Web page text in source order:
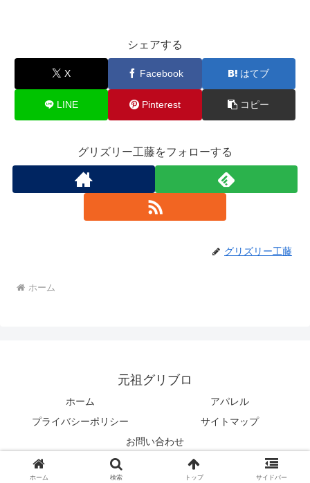
シェアする
X Facebook はてブ
LINE Pinterest コピー
グリズリー工藤をフォローする
グリズリー工藤
ホーム
元祖グリブロ
ホーム
アパレル
プライバシーポリシー
サイトマップ
お問い合わせ
© 2021 元祖グリブロ.
ホーム 検索 トップ サイドバー